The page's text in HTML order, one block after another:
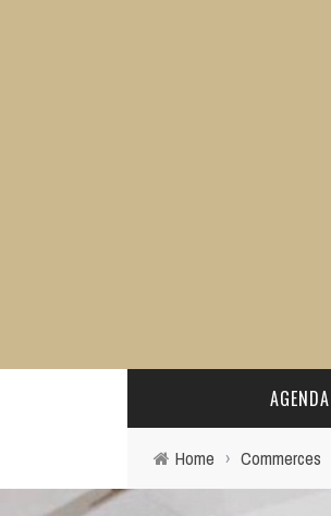
AGENDA
Home › Commerces